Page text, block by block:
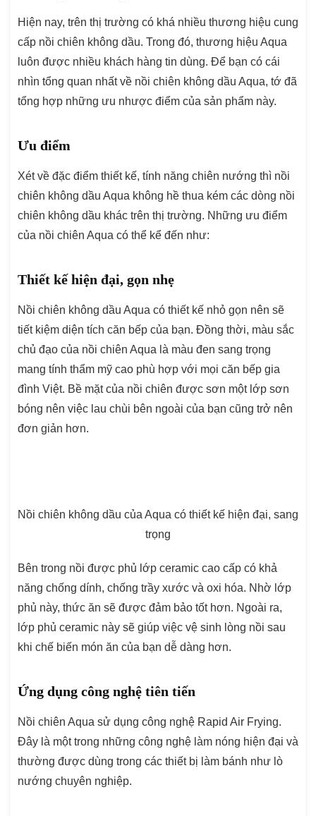
Hiện nay, trên thị trường có khá nhiều thương hiệu cung
cấp nồi chiên không dầu. Trong đó, thương hiệu Aqua
luôn được nhiều khách hàng tin dùng. Để bạn có cái
nhìn tổng quan nhất về nồi chiên không dầu Aqua, tớ đã
tổng hợp những ưu nhược điểm của sản phẩm này.
Ưu điểm
Xét về đặc điểm thiết kế, tính năng chiên nướng thì nồi
chiên không dầu Aqua không hề thua kém các dòng nồi
chiên không dầu khác trên thị trường. Những ưu điểm
của nồi chiên Aqua có thể kể đến như:
Thiết kế hiện đại, gọn nhẹ
Nồi chiên không dầu Aqua có thiết kế nhỏ gọn nên sẽ
tiết kiệm diện tích căn bếp của bạn. Đồng thời, màu sắc
chủ đạo của nồi chiên Aqua là màu đen sang trọng
mang tính thẩm mỹ cao phù hợp với mọi căn bếp gia
đình Việt. Bề mặt của nồi chiên được sơn một lớp sơn
bóng nên việc lau chùi bên ngoài của bạn cũng trở nên
đơn giản hơn.
Nồi chiên không dầu của Aqua có thiết kế hiện đại, sang
trọng
Bên trong nồi được phủ lớp ceramic cao cấp có khả
năng chống dính, chống trầy xước và oxi hóa. Nhờ lớp
phủ này, thức ăn sẽ được đảm bảo tốt hơn. Ngoài ra,
lớp phủ ceramic này sẽ giúp việc vệ sinh lòng nồi sau
khi chế biến món ăn của bạn dễ dàng hơn.
Ứng dụng công nghệ tiên tiến
Nồi chiên Aqua sử dụng công nghệ Rapid Air Frying.
Đây là một trong những công nghệ làm nóng hiện đại và
thường được dùng trong các thiết bị làm bánh như lò
nướng chuyên nghiệp.